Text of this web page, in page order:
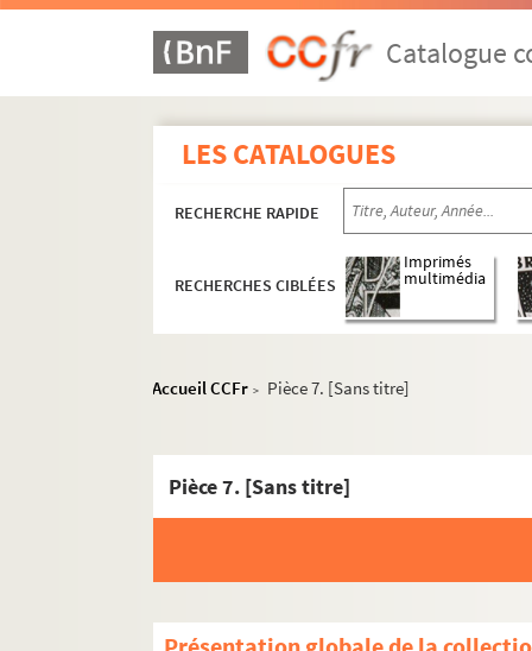
Catalogue
LES CATALOGUES
RECHERCHE RAPIDE
RECHERCHES CIBLÉES
Imprimés
multimédia
Accueil CCFr > Pièce 7. [Sans titre]
Pièce 7. [Sans titre]